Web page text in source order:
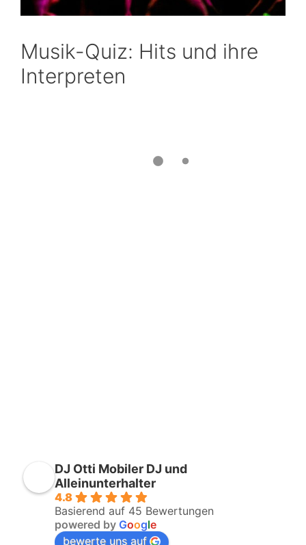
Musik-Quiz: Hits und ihre
Interpreten
DJ Otti Mobiler DJ und
Alleinunterhalter
4.8
Basierend auf 45 Bewertungen
powered by Google
bewerte uns auf